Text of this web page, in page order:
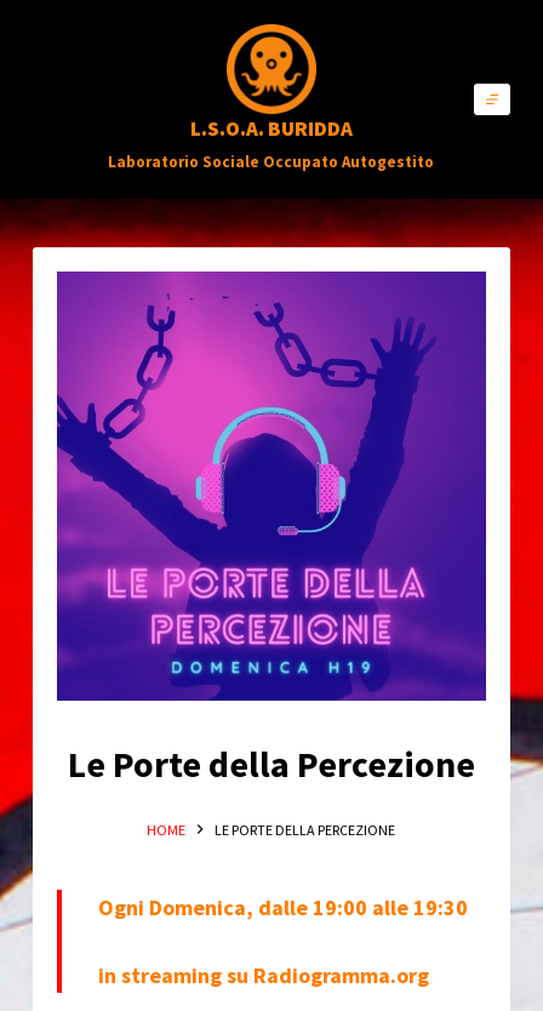
a
l
L.S.O.A. BURIDDA
Laboratorio Sociale Occupato Autogestito
Le Porte della Percezione
HOME LE PORTE DELLA PERCEZIONE
Ogni Domenica, dalle 19:00 alle 19:30
in streaming su Radiogramma.org